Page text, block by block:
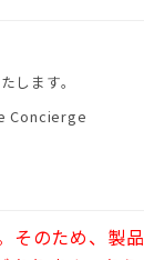
します。
Concierge
そのため、製品